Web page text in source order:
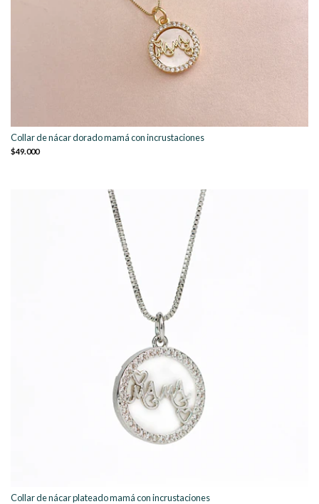
Collar de nácar dorado mamá con incrustaciones
$49.000
Collar de nácar plateado mamá con incrustaciones